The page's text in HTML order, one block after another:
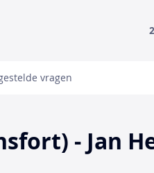
vragen
- Jan